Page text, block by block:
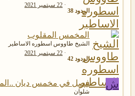
الردود 38
22 سبتمبر 2021
المخمس المقلوب
الشيخ طاووس اسطوره الاساطير
الردود 42
22 سبتمبر 2021
ش فصل في مخمس ديان
شلوان